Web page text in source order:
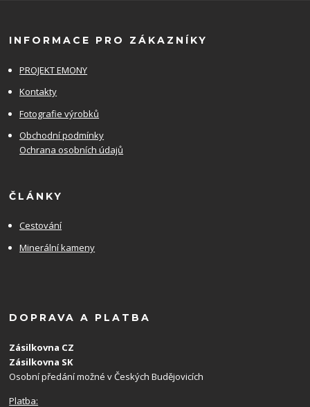
INFORMACE PRO ZÁKAZNÍKY
PROJEKT EMONY
Kontakty
Fotografie výrobků
Obchodní podmínky
Ochrana osobních údajů
ČLÁNKY
Cestování
Minerální kameny
DOPRAVA A PLATBA
Zásilkovna CZ
Zásilkovna SK
Osobní předání možné v Českých Budějovicích
Platba: